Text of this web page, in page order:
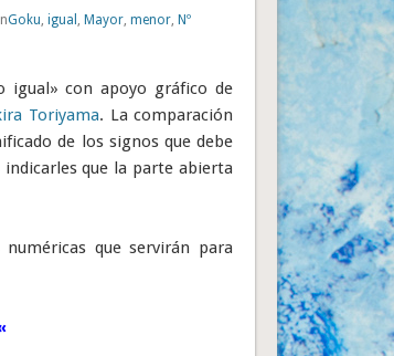
Goku,igual ,Mayor,menor,Nº
igual» con apoyo gráfico de
Toriyama. La comparación
de los signos que debe
que la parte abierta
que servirán para